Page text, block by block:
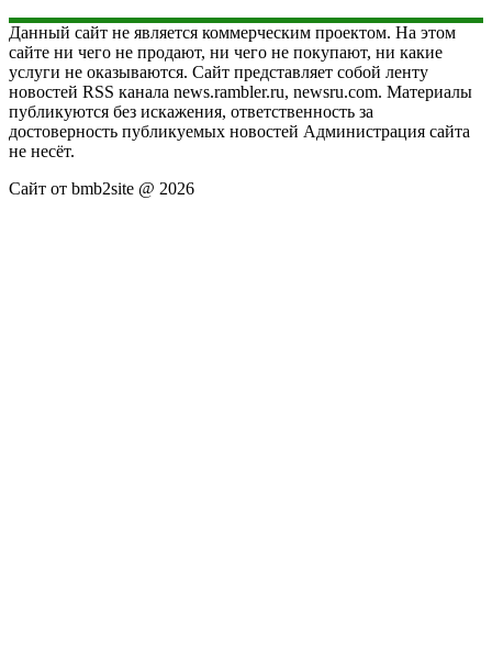
Данный сайт не является коммерческим проектом. На этом
сайте ни чего не продают, ни чего не покупают, ни какие
услуги не оказываются. Сайт представляет собой ленту
новостей RSS канала news.rambler.ru, newsru.com. Материалы
публикуются без искажения, ответственность за
достоверность публикуемых новостей Администрация сайта
не несёт.
Сайт от bmb2site @ 2026